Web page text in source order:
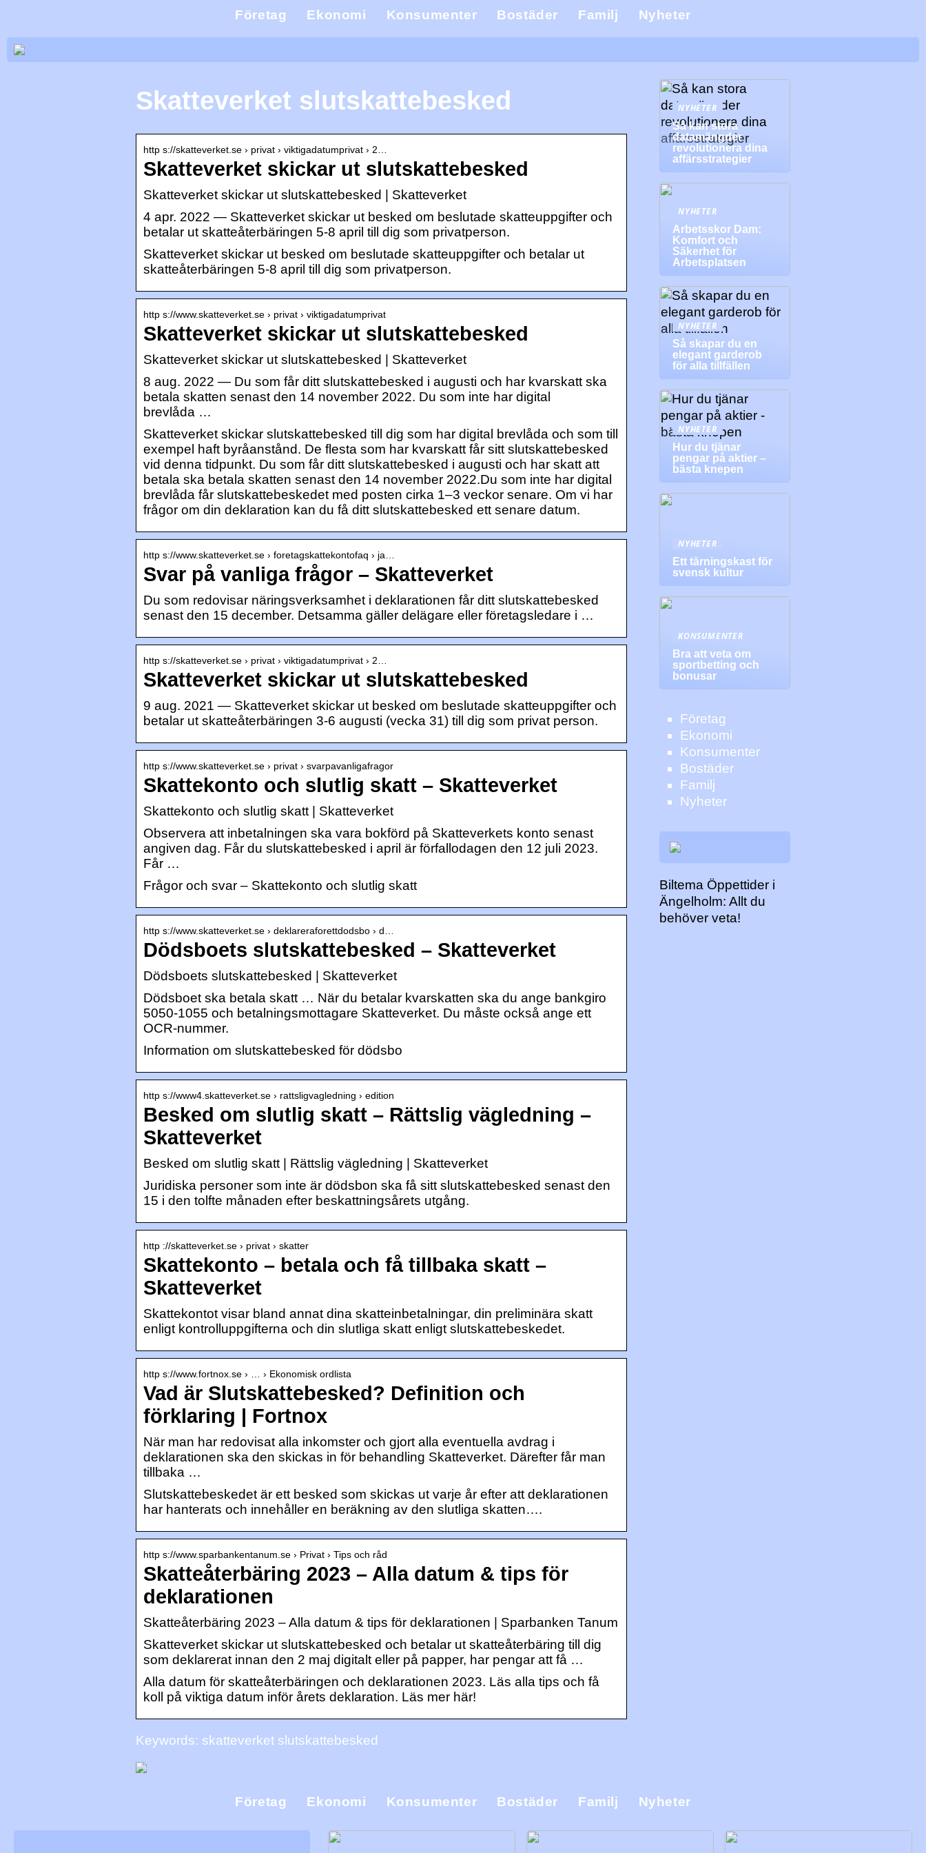
Företag Ekonomi Konsumenter Bostäder Familj Nyheter
Skatteverket slutskattebesked
http s://skatteverket.se › privat › viktigadatumprivat › 2…
Skatteverket skickar ut slutskattebesked
Skatteverket skickar ut slutskattebesked | Skatteverket
4 apr. 2022 — Skatteverket skickar ut besked om beslutade skatteuppgifter och
betalar ut skatteåterbäringen 5-8 april till dig som privatperson.
Skatteverket skickar ut besked om beslutade skatteuppgifter och betalar ut
skatteåterbäringen 5-8 april till dig som privatperson.
http s://www.skatteverket.se › privat › viktigadatumprivat
Skatteverket skickar ut slutskattebesked
Skatteverket skickar ut slutskattebesked | Skatteverket
8 aug. 2022 — Du som får ditt slutskattebesked i augusti och har kvarskatt ska
betala skatten senast den 14 november 2022. Du som inte har digital
brevlåda …
Skatteverket skickar slutskattebesked till dig som har digital brevlåda och som till
exempel haft byråanstånd. De flesta som har kvarskatt får sitt slutskattebesked
vid denna tidpunkt. Du som får ditt slutskattebesked i augusti och har skatt att
betala ska betala skatten senast den 14 november 2022.Du som inte har digital
brevlåda får slutskattebeskedet med posten cirka 1–3 veckor senare. Om vi har
frågor om din deklaration kan du få ditt slutskattebesked ett senare datum.
http s://www.skatteverket.se › foretagskattekontofaq › ja…
Svar på vanliga frågor – Skatteverket
Du som redovisar näringsverksamhet i deklarationen får ditt slutskattebesked
senast den 15 december. Detsamma gäller delägare eller företagsledare i …
http s://skatteverket.se › privat › viktigadatumprivat › 2…
Skatteverket skickar ut slutskattebesked
9 aug. 2021 — Skatteverket skickar ut besked om beslutade skatteuppgifter och
betalar ut skatteåterbäringen 3-6 augusti (vecka 31) till dig som privat person.
http s://www.skatteverket.se › privat › svarpavanligafragor
Skattekonto och slutlig skatt – Skatteverket
Skattekonto och slutlig skatt | Skatteverket
Observera att inbetalningen ska vara bokförd på Skatteverkets konto senast
angiven dag. Får du slutskattebesked i april är förfallodagen den 12 juli 2023.
Får …
Frågor och svar – Skattekonto och slutlig skatt
http s://www.skatteverket.se › deklareraforettdodsbo › d…
Dödsboets slutskattebesked – Skatteverket
Dödsboets slutskattebesked | Skatteverket
Dödsboet ska betala skatt … När du betalar kvarskatten ska du ange bankgiro
5050-1055 och betalningsmottagare Skatteverket. Du måste också ange ett
OCR-nummer.
Information om slutskattebesked för dödsbo
http s://www4.skatteverket.se › rattsligvagledning › edition
Besked om slutlig skatt – Rättslig vägledning –
Skatteverket
Besked om slutlig skatt | Rättslig vägledning | Skatteverket
Juridiska personer som inte är dödsbon ska få sitt slutskattebesked senast den
15 i den tolfte månaden efter beskattningsårets utgång.
http ://skatteverket.se › privat › skatter
Skattekonto – betala och få tillbaka skatt –
Skatteverket
Skattekontot visar bland annat dina skatteinbetalningar, din preliminära skatt
enligt kontrolluppgifterna och din slutliga skatt enligt slutskattebeskedet.
http s://www.fortnox.se › … › Ekonomisk ordlista
Vad är Slutskattebesked? Definition och
förklaring | Fortnox
När man har redovisat alla inkomster och gjort alla eventuella avdrag i
deklarationen ska den skickas in för behandling Skatteverket. Därefter får man
tillbaka …
Slutskattebeskedet är ett besked som skickas ut varje år efter att deklarationen
har hanterats och innehåller en beräkning av den slutliga skatten….
http s://www.sparbankentanum.se › Privat › Tips och råd
Skatteåterbäring 2023 – Alla datum & tips för
deklarationen
Skatteåterbäring 2023 – Alla datum & tips för deklarationen | Sparbanken Tanum
Skatteverket skickar ut slutskattebesked och betalar ut skatteåterbäring till dig
som deklarerat innan den 2 maj digitalt eller på papper, har pengar att få …
Alla datum för skatteåterbäringen och deklarationen 2023. Läs alla tips och få
koll på viktiga datum inför årets deklaration. Läs mer här!
Keywords: skatteverket slutskattebesked
NYHETER
Så kan stora
datamängder
revolutionera dina
affärsstrategier
NYHETER
Arbetsskor Dam:
Komfort och
Säkerhet för
Arbetsplatsen
NYHETER
Så skapar du en
elegant garderob
för alla tillfällen
NYHETER
Hur du tjänar
pengar på aktier –
bästa knepen
NYHETER
Ett tärningskast för
svensk kultur
KONSUMENTER
Bra att veta om
sportbetting och
bonusar
Företag
Ekonomi
Konsumenter
Bostäder
Familj
Nyheter
Biltema Öppettider i
Ängelholm: Allt du
behöver veta!
Företag Ekonomi Konsumenter Bostäder Familj Nyheter